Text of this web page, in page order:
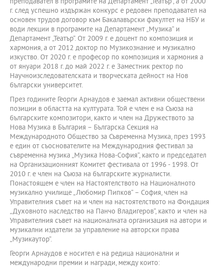
г. след успешно издържан конкурс е редовен преподавател на
основен трудов договор към Бакалавърски факултет на НБУ и
води лекции в програмите на Департамент „Музика“ и
Департамент „Театър“. От 2009 г. е доцент по композиция и
хармония, а от 2012 доктор по Музикознание и музикално
изкуство. От 2020 г. е професор по композиция и хармония а
от януари 2018 г. до май 2022 г. е Заместник ректор по
Научноизследователската и творческата дейност на Нов
български университет.
През годините Георги Арнаудов е заемал активни обществени
позиции в областта на културата. Той е член е на Съюза на
българските композитори, както и член на Дружеството за
Нова Музика в България – Българска Секция на
Международното Общество за Съвременна Музика, през 1993
e един от съоснователите на Международния фестивал за
съвременна музика „Музика Нова-София“, както и председател
на Организационният Комитет фестивала от 1996 - 1998. От
2010 г. е член на Съюза на българските журналисти.
Понастоящем е член на Настоятелството на Националното
музикално училище „Любомир Пипков“ – София, член на
Управителния съвет на и член на настоятелството на Фондация
„Духовното наследство на Панчо Владигеров“, както и член на
Управителния съвет на националната организация на автори и
музикални издатели за управление на авторски права
„Музикаутор“.
Георги Арнаудов е носител е на редица национални и
международни премии и награди, между които: